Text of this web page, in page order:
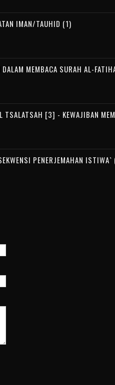
IMAN/TAUHID (1)
MEMBACA SURAH AL-
TSALATSAH [3] - KEWAJIBAN
PENERJEMAHAN